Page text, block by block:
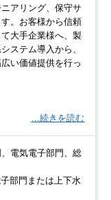
アリング、保守サ
。お客様から信頼
大手企業様へ、製
ステム導入から、
い価値提供を行っ
…続きを読む
電気電子部門、総
部門または上下水